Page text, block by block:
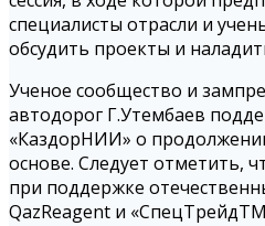
специалисты отрасли и
обсудить проекты и
Ученое сообщество и
автодорог Г.Утембаев
«КаздорНИИ» о
основе. Следует отметить,
при поддержке
QazReagent и